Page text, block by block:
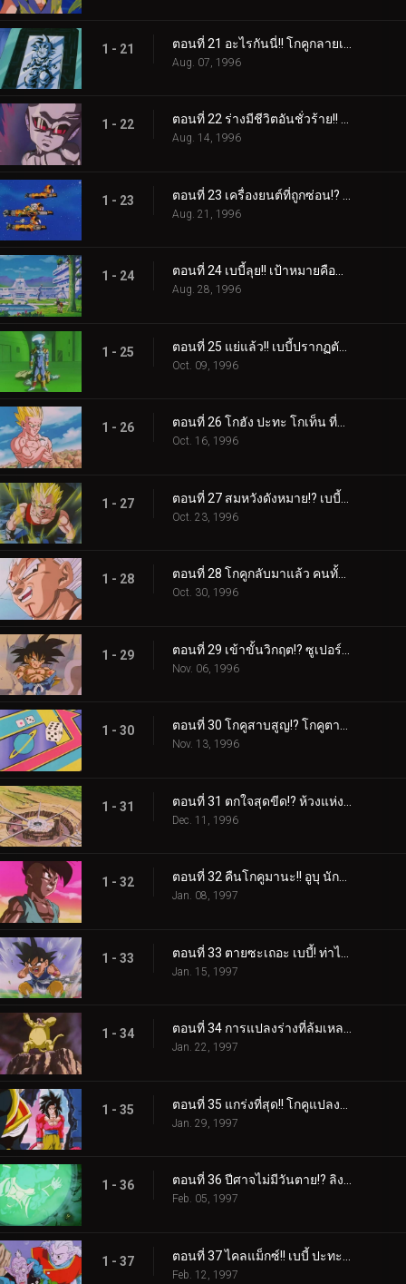
1 - 21
Aug. 07, 1996
1 - 22 ตอนที่ 22 ร่างมีชีวิตอันชั่วร้าย!! เบบี้ และความทะเยอทะยานสู่ความพินาศ
Aug. 14, 1996
1 - 23
Aug. 21, 1996
1 - 24 ตอนที่ 24 เบบี้ลุย!! เป้าหมายคือชาวไซย่า!!
Aug. 28, 1996
1 - 25
Oct. 09, 1996
1 - 26 ตอนที่ 26 โกฮัง ปะทะ โกเท็น ที่สุดแห่งความเลวร้าย พี่น้องทะเลาะกัน!?
Oct. 16, 1996
1 - 27
Oct. 23, 1996
1 - 28 ตอนที่ 28 โกคูกลับมาแล้ว คนทั้งโลกเป็นศัตรูของเราไปแล้ว!?
Oct. 30, 1996
1 - 29
Nov. 06, 1996
1 - 30 ตอนที่ 30 โกคูสาบสูญ!? โกคูตายไปซะแล้ว
Nov. 13, 1996
1 - 31
Dec. 11, 1996
1 - 32 ตอนที่ 32 คืนโกคูมานะ!! อูบุ นักรบแห่งความโกรธ
Jan. 08, 1997
1 - 33
Jan. 15, 1997
1 - 34 ตอนที่ 34 การแปลงร่างที่ล้มเหลว!? ลิงยักษ์โกคูอาละวาด!!
Jan. 22, 1997
1 - 35
Jan. 29, 1997
1 - 36 ตอนที่ 36 ปีศาจไม่มีวันตาย!? ลิงยักษ์เบบี้มหาโหด
Feb. 05, 1997
1 - 37
Feb. 12, 1997